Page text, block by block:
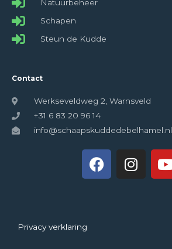
Natuurbeheer
Schapen
Steun de Kudde
Contact
Werkseveldweg 2, Warnsveld
+31 6 83 20 96 14
info@schaapskuddedebelhamel.nl
Privacy verklaring